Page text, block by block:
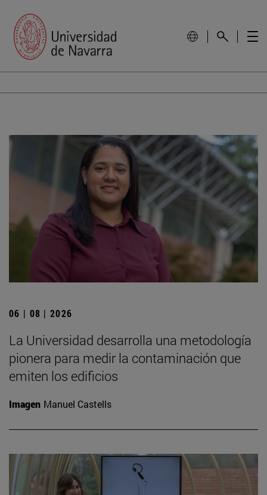
06 | 08 | 2026
La Universidad desarrolla una metodología
pionera para medir la contaminación que
emiten los edificios
Imagen Manuel Castells